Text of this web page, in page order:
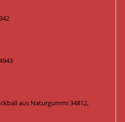
aus Naturgummi 34812,